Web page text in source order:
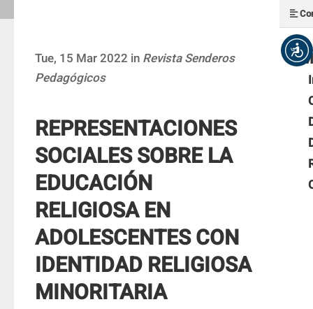
Tue, 15 Mar 2022 in Revista Senderos
Pedagógicos
REPRESENTACIONES
SOCIALES SOBRE LA
EDUCACIÓN
RELIGIOSA EN
ADOLESCENTES CON
IDENTIDAD RELIGIOSA
MINORITARIA